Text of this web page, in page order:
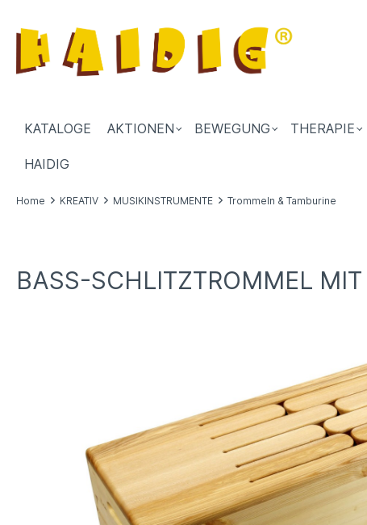
KATALOGE AKTIONEN BEWEGUNG THERAPIE
HAIDIG
Home KREATIV MUSIKINSTRUMENTE Trommeln & Tamburine
BASS-SCHLITZTROMMEL